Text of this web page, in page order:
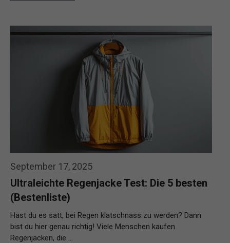
September 17, 2025
Ultraleichte Regenjacke Test: Die 5 besten
(Bestenliste)
Hast du es satt, bei Regen klatschnass zu werden? Dann
bist du hier genau richtig! Viele Menschen kaufen
Regenjacken, die …